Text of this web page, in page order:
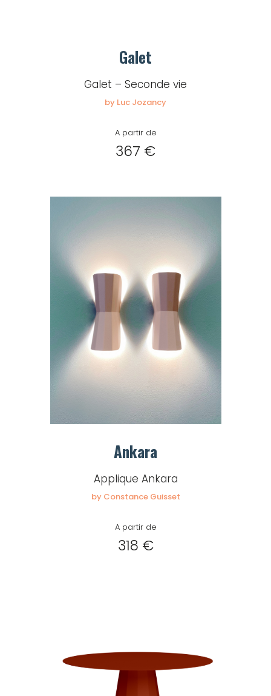
Galet
Galet – Seconde vie
by Luc Jozancy
A partir de
367 €
Ankara
Applique Ankara
by Constance Guisset
A partir de
318 €